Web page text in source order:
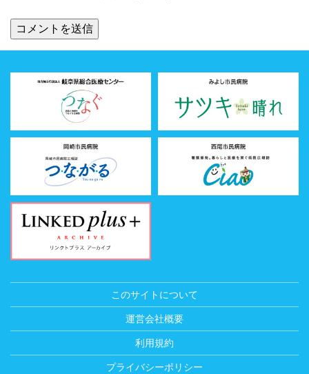
このサイトについて
運営会社概要
利用規約
プライバシーポリシー